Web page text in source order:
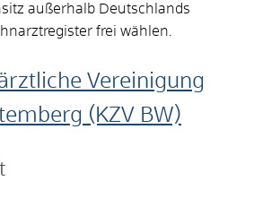
außerhalb Deutschlands
frei wählen.
Vereinigung
(KZV BW)